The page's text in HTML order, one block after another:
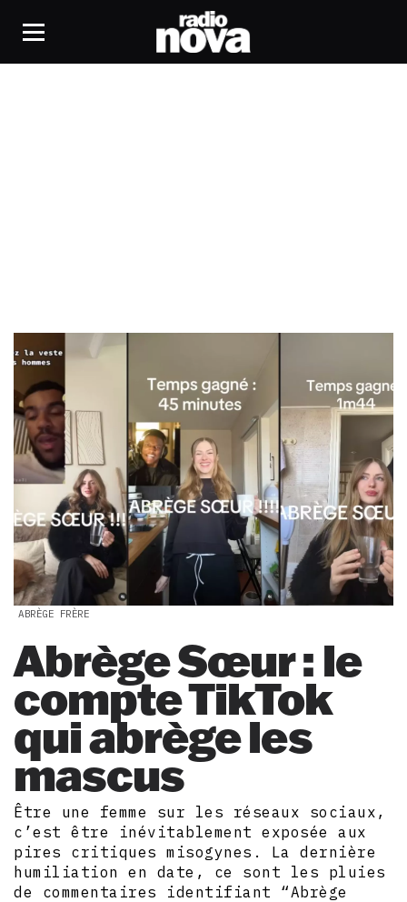
ABRÈGE FRÈRE
Abrège Sœur : le
compte TikTok
qui abrège les
mascus
Être une femme sur les réseaux sociaux,
c’est être inévitablement exposée aux
pires critiques misogynes. La dernière
humiliation en date, ce sont les pluies
de commentaires identifiant “Abrège